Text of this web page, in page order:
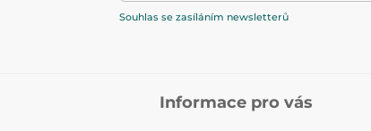
Souhlas se zasíláním newsletterů
Informace pro vás